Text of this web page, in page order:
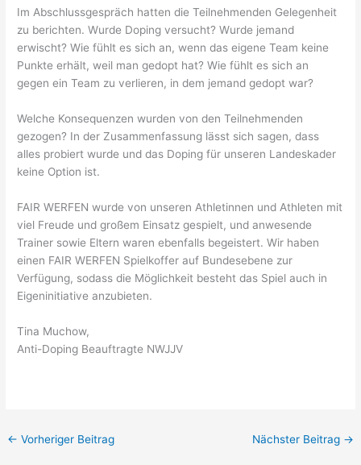
Im Abschlussgespräch hatten die Teilnehmenden Gelegenheit
zu berichten. Wurde Doping versucht? Wurde jemand
erwischt? Wie fühlt es sich an, wenn das eigene Team keine
Punkte erhält, weil man gedopt hat? Wie fühlt es sich an
gegen ein Team zu verlieren, in dem jemand gedopt war?
Welche Konsequenzen wurden von den Teilnehmenden
gezogen? In der Zusammenfassung lässt sich sagen, dass
alles probiert wurde und das Doping für unseren Landeskader
keine Option ist.
FAIR WERFEN wurde von unseren Athletinnen und Athleten mit
viel Freude und großem Einsatz gespielt, und anwesende
Trainer sowie Eltern waren ebenfalls begeistert. Wir haben
einen FAIR WERFEN Spielkoffer auf Bundesebene zur
Verfügung, sodass die Möglichkeit besteht das Spiel auch in
Eigeninitiative anzubieten.
Tina Muchow,
Anti-Doping Beauftragte NWJJV
← Vorheriger Beitrag Nächster Beitrag →